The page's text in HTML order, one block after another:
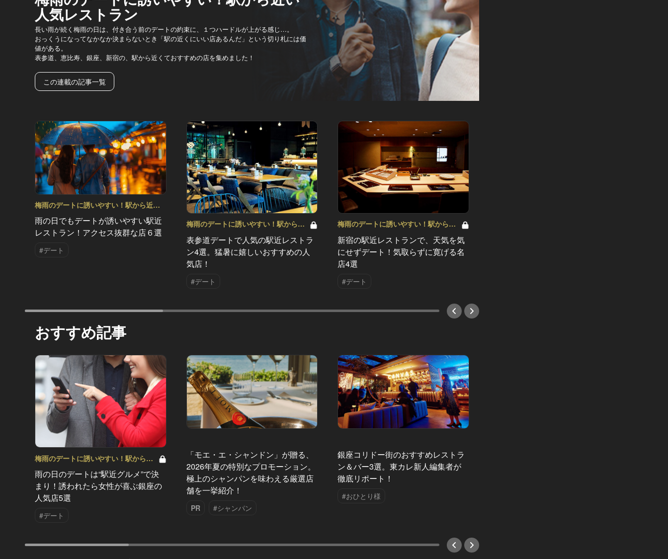
人気レストラン
長い雨が続く梅雨の日は、付き合う前のデートの約束に、１つハードルが上がる感じ…。
おっくうになってなかなか決まらないとき「駅の近くにいい店あるんだ」という切り札には価
値がある。
表参道、恵比寿、銀座、新宿の、駅から近くておすすめの店を集めました！
この連載の記事一覧
梅雨のデートに誘いやすい！駅から近い
人気レストラン Vol.9
雨の日でもデートが誘いやすい駅近
レストラン！アクセス抜群な店６選
#デート
梅雨のデートに誘いやすい！駅から近
表参道デートで人気の駅近レストラ
ン4選。猛暑に嬉しいおすすめの人
気店！
#デート
梅雨のデートに誘いやすい！駅から近
い人気レストラン Vol.7
新宿の駅近レストランで、天気を気
にせずデート！気取らずに寛げる名
店4選
#デート
おすすめ記事
梅雨のデートに誘いやすい！駅から近
雨の日のデートは“駅近グルメ”で決
まり！誘われたら女性が喜ぶ銀座の
人気店5選
#デート
「モエ・エ・シャンドン」が贈る、
2026年夏の特別なプロモーション。
極上のシャンパンを味わえる厳選店
舗を一挙紹介！
PR #シャンパン
銀座コリドー街のおすすめレストラ
ン＆バー3選。東カレ新人編集者が
徹底リポート！
#おひとり様